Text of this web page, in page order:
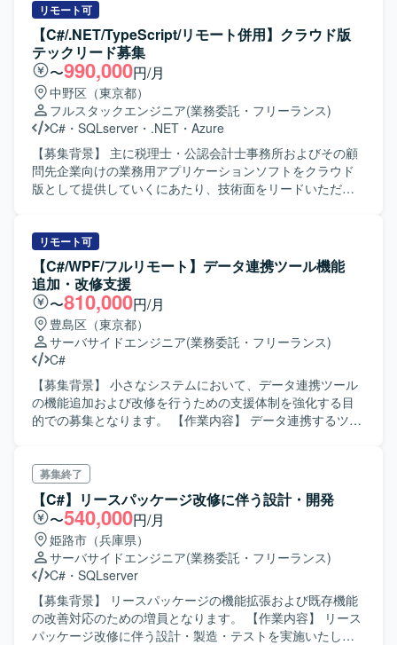
次実施していただきます。 【求める人物像】 原因調査を主
体的に行い、代替案の検討を含めて粘り強く対応いただけ
る方を求めています。周囲と連携しながら丁寧に作業を進
めていただける方が望ましいです。 【ポジションの魅力】
システム更改後のクライアント基盤の保守開発に携わるこ
とで、Windows クライアント環境や .NET を用いたアプリ
ケーションの知見を深めることができます。長期的な保守
開発を通じて、既存システムの改善や安定運用に貢献して
いただけます。 【開発環境】 Windows クライアント環境
上で、C# および .NET Framework を用いた開発を行いま
す。開発ツールとして Visual Studio を利用し、Windows
リモート可
【C#/.NET/TypeScript/リモート併用】クラウド版
テックリード募集
〜990,000円/月
中野区（東京都）
フルスタックエンジニア(業務委託・フリーランス)
C# ・ SQLserver ・ .NET ・ Azure
【募集背景】 主に税理士・公認会計士事務所およびその顧
問先企業向けの業務用アプリケーションソフトをクラウド
版として提供していくにあたり、技術面をリードいただけ
用クラウドアプリケーションの開発において、バックエン
ドを中心とした設計・実装の技術リードを行っていただき
ます。アーキテクチャ設計や設計方針の決定、コードレビ
ューや品質向上に向けた取り組みなどを推進していただき
ます。 【求める人物像】 設計方針を自ら定めて周囲に共有
しながら、レビューや技術選定を通じて開発チームをリー
ドしていただける方を求めております。若手メンバーの育
成や、技術的な判断を言語化してわかりやすく伝えること
ができる方ですと望ましいです。 【ポジションの魅力】 ク
ラウド版プロダクトの技術的な方向性をリードしながら、
モダンな技術スタックを用いた開発に携わっていただけま
【開発環境】 バックエンド：C#／.NET、フロントエンド：
TypeScript(React)、クラウド：Azure 等の環境で開発を行
っております。
リモート可
【C#/WPF/フルリモート】データ連携ツール機能
追加・改修支援
〜810,000円/月
豊島区（東京都）
サーバサイドエンジニア(業務委託・フリーランス)
C#
【募集背景】 小さなシステムにおいて、データ連携ツール
の機能追加および改修を行うための支援体制を強化する目
的での募集となります。 【作業内容】 データ連携するツー
基本設計から結合テストまで一連の工程をご担当いただき
ます。 【求める人物像】 基本設計以降の工程を主体的に進
められる方、自ら課題を発見し改善提案ができる方、関係
者と円滑にコミュニケーションを取りながら開発を進めら
れる方を求めております。 【ポジションの魅力】 小規模な
システムであるため、上流工程から結合テストまで幅広い
工程に関わることができ、C#およびWPFを用いたサーバー
サイド・フロントエンド双方のスキルを活かしつつ、設計
力や品質向上の経験を積むことができます。 【開発環境】
C#を用いたサーバーサイド開発およびWPFを用いたフロン
募集終了
【C#】リースパッケージ改修に伴う設計・開発
〜540,000円/月
姫路市（兵庫県）
サーバサイドエンジニア(業務委託・フリーランス)
C# ・ SQLserver
【募集背景】 リースパッケージの機能拡張および既存機能
の改善対応のための増員となります。 【作業内容】 リース
パッケージ改修に伴う設計・製造・テストを実施いたしま